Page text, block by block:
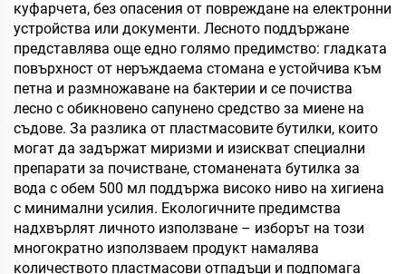
куфарчета, без опасения от повреждане на електронни
устройства или документи. Лесното поддържане
представлява още едно голямо предимство: гладката
повърхност от неръждаема стомана е устойчива към
петна и размножаване на бактерии и се почиства
лесно с обикновено сапунено средство за миене на
съдове. За разлика от пластмасовите бутилки, които
могат да задържат миризми и изискват специални
препарати за почистване, стоманената бутилка за
вода с обем 500 мл поддържа високо ниво на хигиена
с минимални усилия. Екологичните предимства
надхвърлят личното използване – изборът на този
многократно използваем продукт намалява
количеството пластмасови отпадъци и подпомага